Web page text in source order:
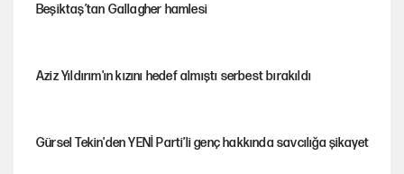
Beşiktaş’tan Gallagher hamlesi
Aziz Yıldırım'ın kızını hedef almıştı serbest bırakıldı
Gürsel Tekin'den YENİ Parti’li genç hakkında savcılığa şikayet